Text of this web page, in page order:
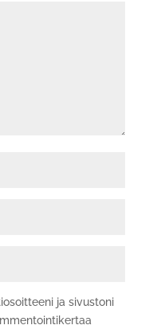
ja sivustoni